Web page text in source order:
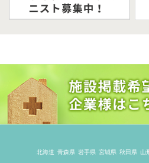
北海道 青森県 岩手県 宮城県 秋田県 山